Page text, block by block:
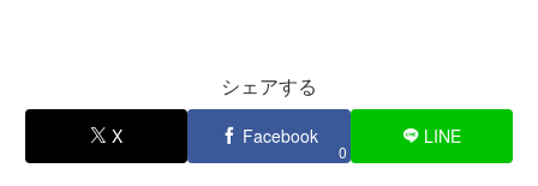
シェアする
X Facebook
0
LINE